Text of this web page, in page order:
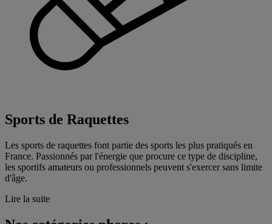
Sports de Raquettes
Les sports de raquettes font partie des sports les plus pratiqués en
France. Passionnés par l'énergie que procure ce type de discipline,
les sportifs amateurs ou professionnels peuvent s'exercer sans limite
d'âge.
Lire la suite